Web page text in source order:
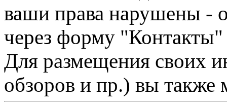
ваши права нарушены -
через форму "Контакты"
Для размещения своих
обзоров и пр.) вы также